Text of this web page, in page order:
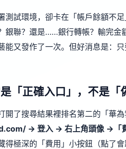
測試環境，卻卡在「帳戶餘額不
聯？還是……銀行轉帳？輸完金
能又發作了一次。但好消息是
「正確入口」，不是「
開了搜尋結果裡排名第二的「華
→ 登入 → 右上角頭像 →「
得極深的「費用」小按鈕（點了